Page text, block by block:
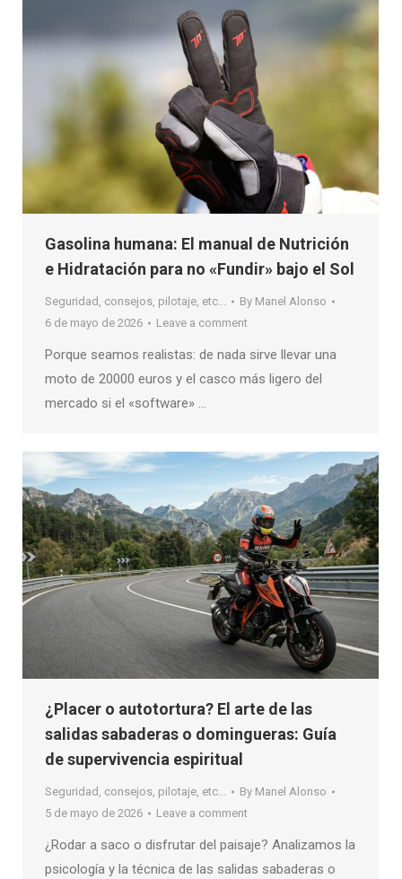
Gasolina humana: El manual de Nutrición
e Hidratación para no «Fundir» bajo el Sol
Seguridad, consejos, pilotaje, etc... By Manel Alonso
6 de mayo de 2026
Leave a comment
Porque seamos realistas: de nada sirve llevar una
moto de 20000 euros y el casco más ligero del
mercado si el «software» …
¿Placer o autotortura? El arte de las
salidas sabaderas o domingueras: Guía
de supervivencia espiritual
Seguridad, consejos, pilotaje, etc... By Manel Alonso
5 de mayo de 2026
Leave a comment
¿Rodar a saco o disfrutar del paisaje? Analizamos la
psicología y la técnica de las salidas sabaderas o